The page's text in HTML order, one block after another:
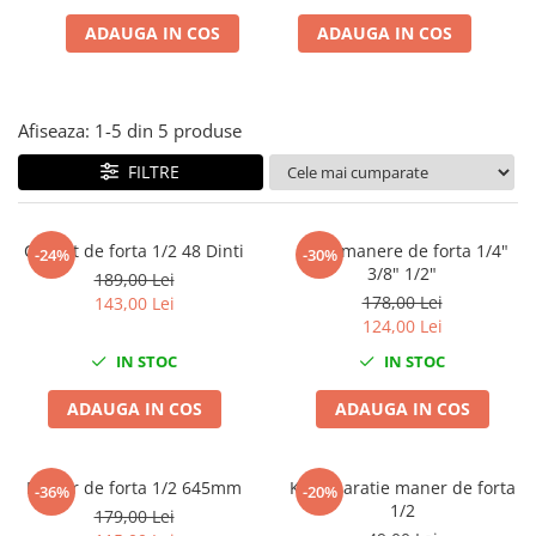
Clima/Aer conditionat
Cricuri cutie viteze
Dispozitive spalat piese
Dulapuri Bancuri Carucioare
Bancuri de lucru
Carucioare pentru marfa
Cutii pentru scule
Dulapuri echipate
Dulapuri pentru scule
Aparate taiere cu plasma
Invertoare Sudura
Magneti fixare sudura
ADAUGA IN COS ADAUGA IN COS
Afiseaza: 1-5 din 5 produse
FILTRE
-24%
Clichet de forta 1/2 48 Dinti
189,00 Lei
143,00 Lei
IN STOC
ADAUGA IN COS
-30%
Set 3 manere de forta 1/4"
3/8" 1/2"
178,00 Lei
124,00 Lei
IN STOC
ADAUGA IN COS
-36%
Maner de forta 1/2 645mm
179,00 Lei
-20%
Kit reparatie maner de forta
1/2